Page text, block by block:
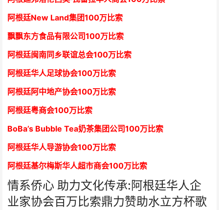
阿根廷New Land集团100万比索
飘飘东方食品有限公司100万比索
阿根廷闽南同乡联谊总会100万比索
阿根廷华人足球协会100万比索
阿根廷阿中地产协会100万比索
阿根廷粤商会100万比索
BoBa’s Bubble Tea奶茶集团公司100万比索
阿根廷华人导游协会100万比索
阿根廷基尔梅斯华人超市商会100万比索
情系侨心 助力文化传承:阿根廷华人企
业家协会百万比索鼎力赞助水立方杯歌